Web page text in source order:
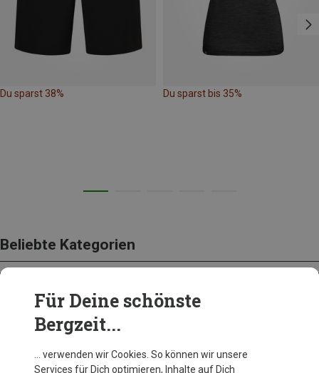
Du sparst 38% Du sparst bis 35%
Beliebte Kategorien
SCHUHE
Für Deine schönste
Bergzeit...
… verwenden wir Cookies. So können wir unsere
Services für Dich optimieren, Inhalte auf Dich